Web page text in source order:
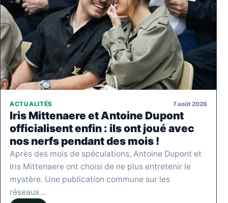
ACTUALITÉS 7 août 2026
Iris Mittenaere et Antoine Dupont
officialisent enfin : ils ont joué avec
nos nerfs pendant des mois !
Après des mois de spéculations, Antoine Dupont et
Iris Mittenaere ont choisi de ne plus entretenir le
mystère. Une publication commune sur les
réseaux…